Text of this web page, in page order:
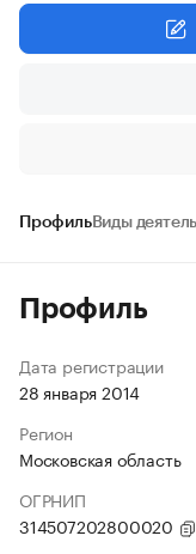
ПрофильВиды
Профиль
Дата регистрации
28 января 2014
Регион
Московская область
ОГРНИП
314507202800020